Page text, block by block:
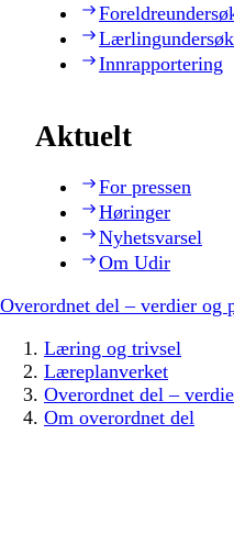
Innrapportering
Aktuelt
For pressen
Høringer
Nyhetsvarsel
Om Udir
Overordnet del – verdier og
Læring og trivsel
Læreplanverket
Overordnet del –
Om overordnet del